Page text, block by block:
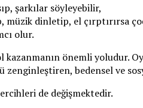
şarkılar söyleyebilir,
dinletip, el çırptırırsa
olur.
önemli yoludur.
bedensel ve
de değişmektedir.